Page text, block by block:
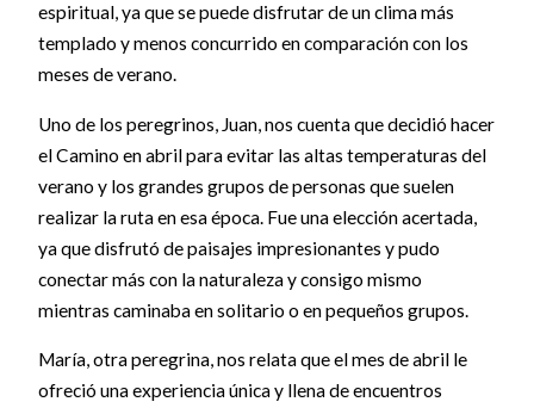
espiritual, ya que se puede disfrutar de un clima más
templado y menos concurrido en comparación con los
meses de verano.
Uno de los peregrinos, Juan, nos cuenta que decidió hacer
el Camino en abril para evitar las altas temperaturas del
verano y los grandes grupos de personas que suelen
realizar la ruta en esa época. Fue una elección acertada,
ya que disfrutó de paisajes impresionantes y pudo
conectar más con la naturaleza y consigo mismo
mientras caminaba en solitario o en pequeños grupos.
María, otra peregrina, nos relata que el mes de abril le
ofreció una experiencia única y llena de encuentros